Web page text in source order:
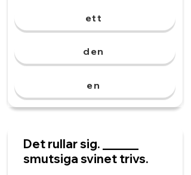
ett
den
en
Det rullar sig. ______
smutsiga svinet trivs.